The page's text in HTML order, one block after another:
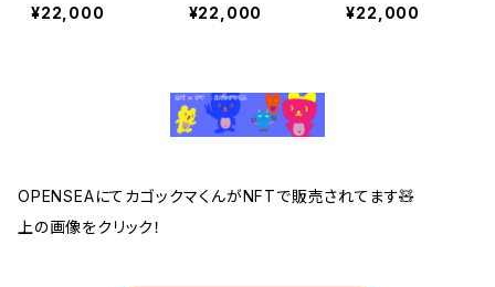
¥22,000 ¥22,000 ¥22,000
OPENSEAにてカゴックマくんがNFTで販売されてます🧸
上の画像をクリック！